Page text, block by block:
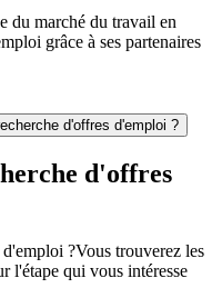
du marché du travail en
grâce à ses partenaires
d'offres d'emploi ?
d'offres
?Vous trouverez les
l'étape qui vous intéresse